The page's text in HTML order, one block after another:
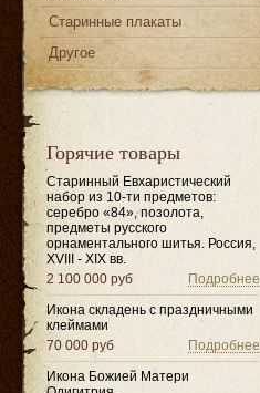
Старинные плакаты
Другое
Горячие товары
Старинный Евхаристический
набор из 10-ти предметов:
серебро «84», позолота,
предметы русского
орнаментального шитья. Россия,
XVIII - XIX вв.
Подробнее
2 100 000 руб
Икона складень с праздничными
клеймами
Подробнее
70 000 руб
Икона Божией Матери